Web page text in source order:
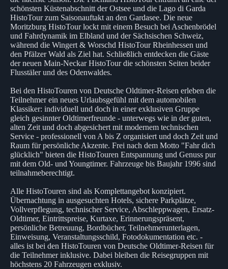
schönsten Küstenabschnitt der Ostsee und die Lago di Garda
HistoTour zum Saisonauftakt an den Gardasee. Die neue
Moritzburg HistoTour lockt mit einem Besuch bei Aschenbrödel
und Fahrdynamik im Elbland und der Sächsischen Schweiz,
während die Wingert & Worschd HistoTour Rheinhessen und
den Pfälzer Wald als Ziel hat. Schließlich entdecken die Gäste
der neuen Main-Neckar HistoTour die schönsten Seiten beider
Flusstäler und des Odenwaldes.
Bei den HistoTouren von Deutsche Oldtimer-Reisen erleben die
Teilnehmer ein neues Urlaubsgefühl mit dem automobilen
Klassiker: individuell und doch in einer exklusiven Gruppe
gleich gesinnter Oldtimerfreunde - unterwegs wie in der guten,
alten Zeit und doch abgesichert mit modernem technischen
Service - professionell von A bis Z organisiert und doch Zeit und
Raum für persönliche Akzente. Frei nach dem Motto "Fahr dich
glücklich" bieten die HistoTouren Entspannung und Genuss pur
mit dem Old- und Youngtimer. Fahrzeuge bis Baujahr 1996 sind
teilnahmeberechtigt.
Alle HistoTouren sind als Komplettangebot konzipiert.
Übernachtung in ausgesuchten Hotels, sichere Parkplätze,
Vollverpflegung, technischer Service, Abschleppwagen, Ersatz-
Oldtimer, Eintrittspreise, Kurtaxe, Erinnerungspräsent,
persönliche Betreuung, Bordbücher, Teilnehmerunterlagen,
Einweisung, Veranstaltungsschild, Fotodokumentation etc. -
alles ist bei den HistoTouren von Deutsche Oldtimer-Reisen für
die Teilnehmer inklusive. Dabei bleiben die Reisegruppen mit
höchstens 20 Fahrzeugen exklusiv.